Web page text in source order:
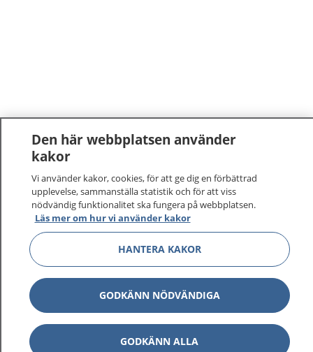
1177–tryggt om din hälsa och vård
På 1177.se får du råd om hälsa och information om
Den här webbplatsen använder
kakor
Vi använder kakor, cookies, för att ge dig en förbättrad
upplevelse, sammanställa statistik och för att viss
nödvändig funktionalitet ska fungera på webbplatsen.
Läs mer om hur vi använder kakor
HANTERA KAKOR
GODKÄNN NÖDVÄNDIGA
GODKÄNN ALLA